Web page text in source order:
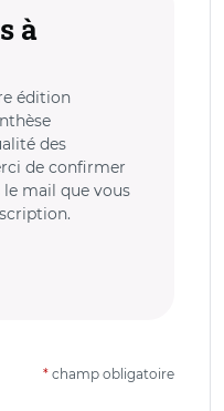
à
édition
des
de confirmer
mail que vous
* champ obligatoire